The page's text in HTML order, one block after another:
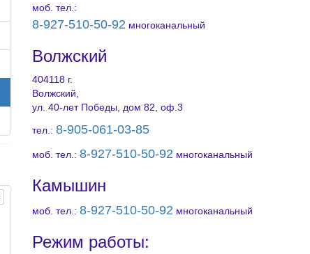
моб. тел.:
8-927-510-50-92 многоканальный
Волжский
404118 г.
Волжский,
ул. 40-лет Победы, дом 82, оф.3
тел.: 8-905-061-03-85
моб. тел.: 8-927-510-50-92 многоканальный
Камышин
моб. тел.: 8-927-510-50-92 многоканальный
Режим работы: